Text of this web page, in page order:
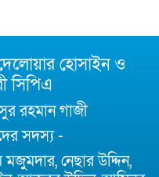
হোসাইন ও
সিপিএ
রহমান গাজী
সদস্য -
নেছার উদ্দিন,